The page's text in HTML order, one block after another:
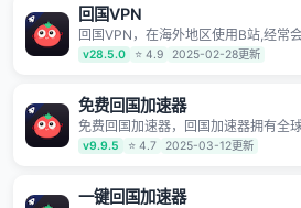
7*24小时服务。
回国VPN
回国VPN，在海外地区使用B站,经常
限制/网络IP屏蔽,缓冲卡顿等问题,使用
专用回国VPN,可加速解决各类网络问
时服务。
v28.5.0 ⭐ 4.9 2025-02-28更新
免费回国加速器
免费回国加速器，回国加速器拥有全
运营商专线不卡顿超稳定，专为海外
造，帮助海外华人免除地域限制，随
v9.9.5 ⭐ 4.7 2025-03-12更新
一键回国加速器